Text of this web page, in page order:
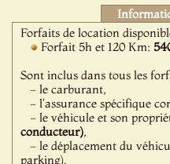
Forfaits de location
Forfait 5h et 120 Km:
Sont inclus dans tous les
- le carburant,
- l'assurance spécifique
- le véhicule et son
conducteur),
- le déplacement du
parking).